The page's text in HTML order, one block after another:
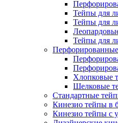
Тейпы для
Тейпы для
Тейпы для
Хлопковые
Шелковые
Стандартные
Кинезио тейпы в
Кинезио тейпы с